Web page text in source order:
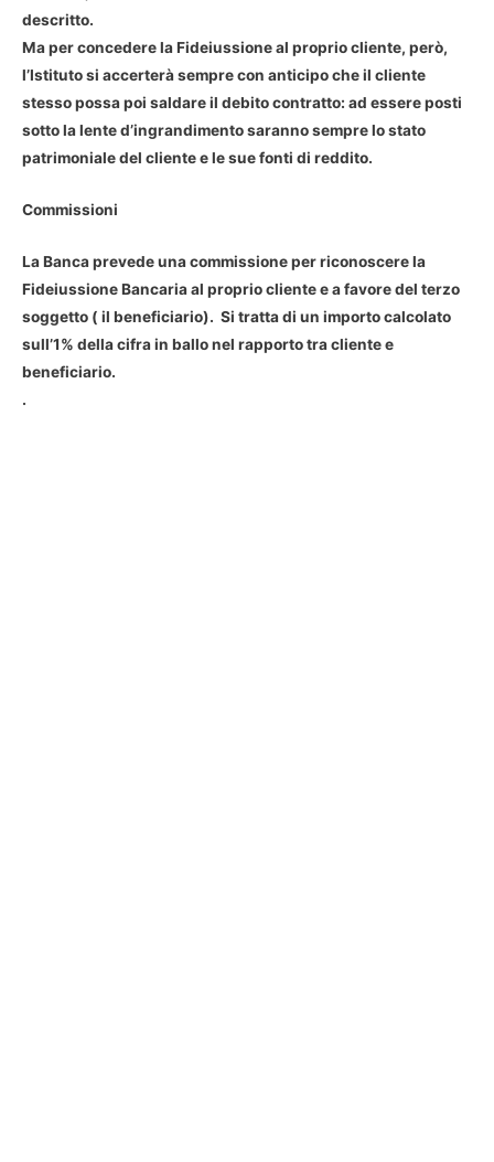
descritto.
Ma per concedere la Fideiussione al proprio cliente, però,
l’Istituto si accerterà sempre con anticipo che il cliente
stesso possa poi saldare il debito contratto: ad essere posti
sotto la lente d’ingrandimento saranno sempre lo stato
patrimoniale del cliente e le sue fonti di reddito.
Commissioni
La Banca prevede una commissione per riconoscere la
Fideiussione Bancaria al proprio cliente e a favore del terzo
soggetto ( il beneficiario). Si tratta di un importo calcolato
sull’1% della cifra in ballo nel rapporto tra cliente e
beneficiario.
.